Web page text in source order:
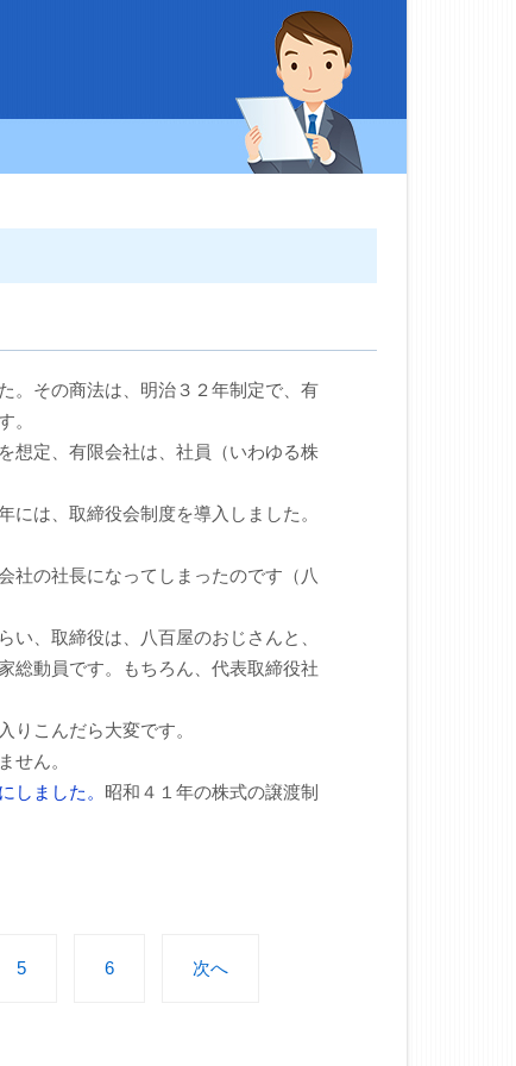
。その商法は、明治３２年制定で、有
。
想定、有限会社は、社員（いわゆる株
は、取締役会制度を導入しました。
社の社長になってしまったのです（八
、取締役は、八百屋のおじさんと、
総動員です。もちろん、代表取締役社
りこんだら大変です。
せん。
しました。 昭和４１年の株式の譲渡制
5 6 次へ